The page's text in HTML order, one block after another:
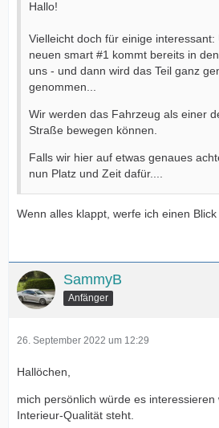
Hallo!
Vielleicht doch für einige interessant:
neuen smart #1 kommt bereits in
uns - und dann wird das Teil ganz
genommen...
Wir werden das Fahrzeug als einer
Straße bewegen können.
Falls wir hier auf etwas genaues
nun Platz und Zeit dafür....
Wenn alles klappt, werfe ich einen
SammyB
Anfänger
26. September 2022 um 12:29
Hallöchen,
mich persönlich würde es
Interieur-Qualität steht.